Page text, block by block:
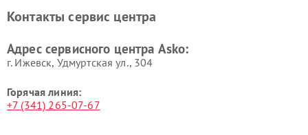
Ремонт подогревателей
Ремонт промышленных
Asko
Контакты сервис центра
Адрес сервисного центра Asko:
г. Ижевск, Удмуртская ул., 304
Горячая линия:
+7 (341) 265-07-67